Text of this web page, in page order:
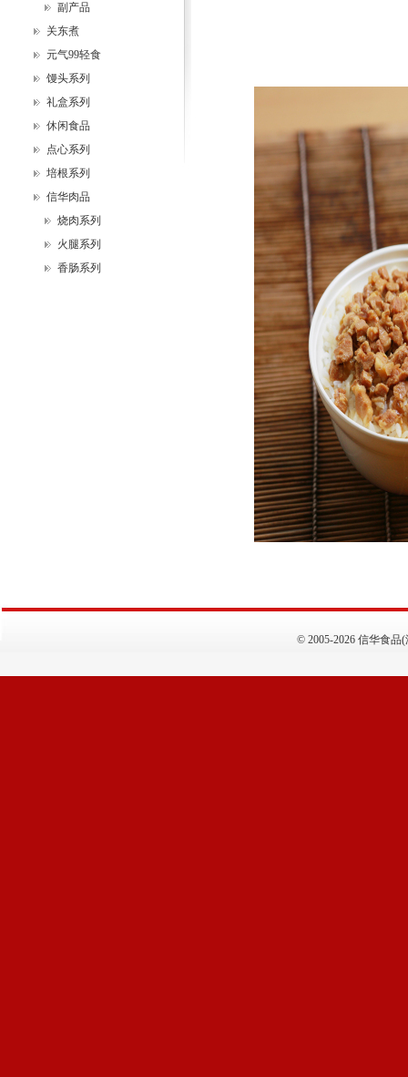
副产品
关东煮
元气99轻食
馒头系列
礼盒系列
休闲食品
点心系列
培根系列
信华肉品
烧肉系列
火腿系列
香肠系列
©2005-2026 信华食品